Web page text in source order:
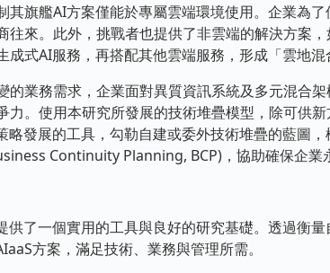
旗艦AI方案僅能於專屬雲端環境使用。企業為了
往來。此外，挑戰者也提供了非雲端的解決方案
式AI服務，再搭配其他雲端服務，形成「雲地混
業務需求，企業面對異質資訊系統及多元混合架
力。使用本研究所發展的技術堆疊模型，除可供
發展的工具，勾勒自建或委外技術堆疊的藍圖
Continuity Planning, BCP)，協助確保企業
了一個實用的工具與良好的研究基礎。透過衡量
方案，滿足技術、業務與管理所需。